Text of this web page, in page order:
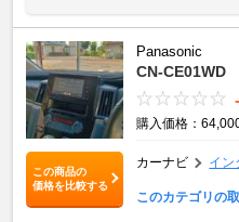
この商品の
価格を比較する
Panasonic
CN-CE01WD
-
購入価格：
カーナビ イン
このカテゴリの